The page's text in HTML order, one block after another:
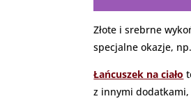
Złote i srebrne
specjalne okazje,
Łańcuszek na ciało
z innymi